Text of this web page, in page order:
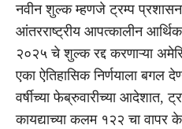
नवीन शुल्क म्हणजे ट्रम्प
आंतरराष्ट्रीय आपत्कालीन
२०२५ चे शुल्क रद्द करणाऱ्या
एका ऐतिहासिक निर्णयाला बगल
वर्षीच्या फेब्रुवारीच्या आदेशात,
कायद्याच्या कलम १२२ चा वापर